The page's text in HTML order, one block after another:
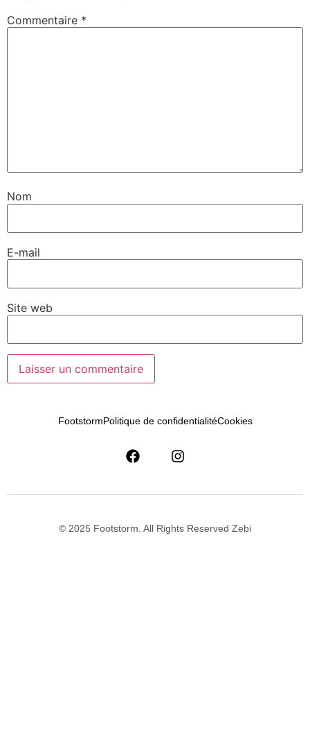
Commentaire *
Nom
E-mail
Site web
FootstormPolitique de confidentialitéCookies
© 2025 Footstorm. All Rights Reserved Zebi